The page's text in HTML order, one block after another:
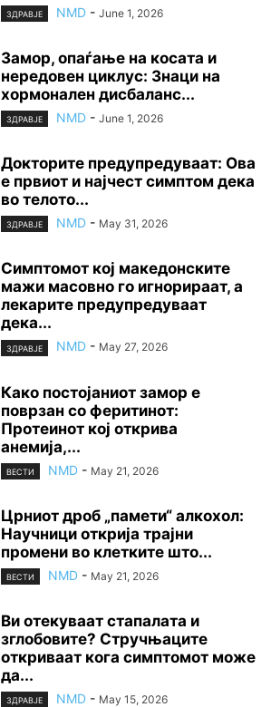
ЗДРАВЈЕ NMD - June 1, 2026
Замор, опаѓање на косата и
нередовен циклус: Знаци на
хормонален дисбаланс...
ЗДРАВЈЕ NMD - June 1, 2026
Докторите предупредуваат: Ова
е првиот и најчест симптом дека
во телото...
ЗДРАВЈЕ NMD - May 31, 2026
Симптомот кој македонските
мажи масовно го игнорираат, а
лекарите предупредуваат
дека...
ЗДРАВЈЕ NMD - May 27, 2026
Како постојаниот замор е
поврзан со феритинот:
Протеинот кој открива
анемија,...
ВЕСТИ NMD - May 21, 2026
Црниот дроб „памети“ алкохол:
Научници открија трајни
промени во клетките што...
ВЕСТИ NMD - May 21, 2026
Ви отекуваат стапалата и
зглобовите? Стручњаците
откриваат кога симптомот може
да...
ЗДРАВЈЕ NMD - May 15, 2026